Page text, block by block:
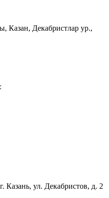
Казан, Декабристлар ур.,
Казань, ул. Декабристов, д. 2